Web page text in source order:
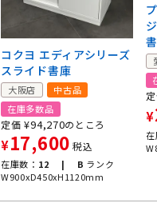
コクヨ エディアシリーズ
スライド書庫
大阪店
中古品
在庫多数品
定価 ¥94,270のところ
¥17,600 税込
在庫数： 12 | B ランク
W900xD450xH1120mm
¥
在